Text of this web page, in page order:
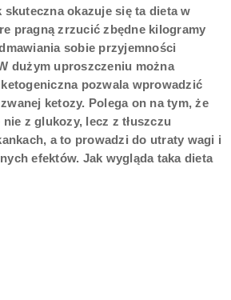
skuteczna okazuje się ta dieta w
pragną zrzucić zbędne kilogramy
sobie przyjemności
dużym uproszczeniu można
pozwala wprowadzić
ketozy. Polega on na tym, że
z glukozy, lecz z tłuszczu
a to prowadzi do utraty wagi i
efektów. Jak wygląda taka dieta